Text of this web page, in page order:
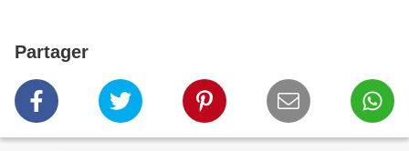
Partager